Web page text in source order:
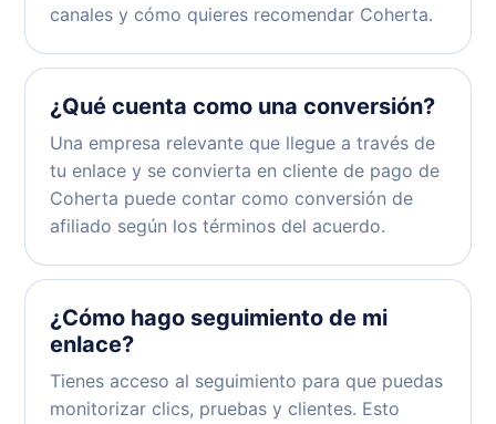
canales y cómo quieres recomendar Coherta.
¿Qué cuenta como una conversión?
Una empresa relevante que llegue a través de
tu enlace y se convierta en cliente de pago de
Coherta puede contar como conversión de
afiliado según los términos del acuerdo.
¿Cómo hago seguimiento de mi
enlace?
Tienes acceso al seguimiento para que puedas
monitorizar clics, pruebas y clientes. Esto